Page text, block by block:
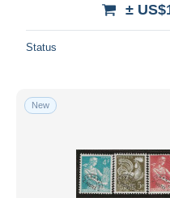
±
Status
New